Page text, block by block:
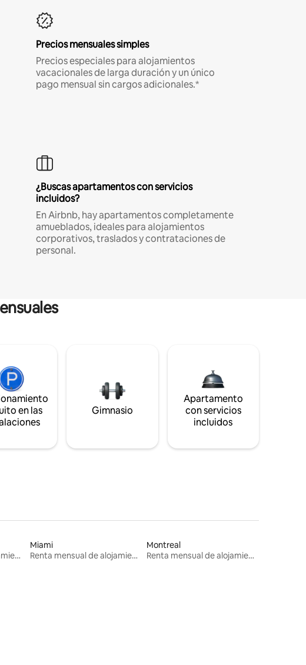
Precios mensuales simples
Precios especiales para alojamientos
vacacionales de larga duración y un único
pago mensual sin cargos adicionales.*
¿Buscas apartamentos con servicios
incluidos?
En Airbnb, hay apartamentos completamente
amueblados, ideales para alojamientos
corporativos, traslados y contrataciones de
personal.
en las
Gimnasio
Apartamento
con servicios
incluidos
Renta mensual de alojamientos
Miami
Renta mensual de alojamientos
Montreal
Renta mensual de alojamientos